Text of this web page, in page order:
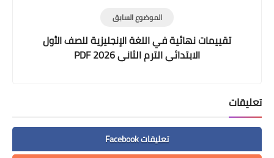
الموضوع السابق
تقييمات نهائية في اللغة الإنجليزية للصف الأول
الابتدائي الترم الثاني 2026 PDF
تعليقات
تعليقات Facebook